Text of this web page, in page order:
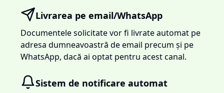
Livrarea pe email/WhatsApp
Documentele solicitate vor fi livrate automat pe
adresa dumneavoastră de email precum și pe
WhatsApp, dacă ai optat pentru acest canal.
Sistem de notificare automat